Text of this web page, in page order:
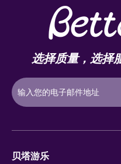
选择质量，选择
贝塔游乐